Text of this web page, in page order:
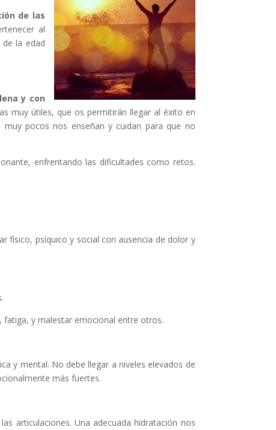
de las
al
de la edad
y con
muy útiles, que os permitirán llegar al éxito en
pocos nos enseñan y cuidan para que no
enfrentando las dificultades como retos.
físico, psíquico y social con ausencia de dolor y
fatiga, y malestar emocional entre otros.
y mental. No debe llegar a niveles elevados de
más fuertes.
articulaciones. Una adecuada hidratación nos